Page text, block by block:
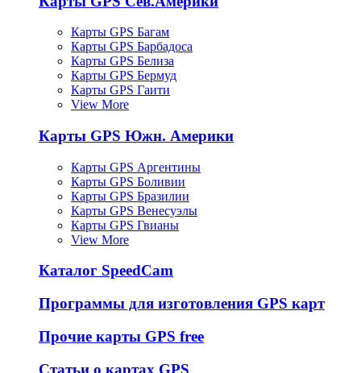
Карты GPS Багам
Карты GPS Барбадоса
Карты GPS Белиза
Карты GPS Бермуд
Карты GPS Гаити
View More
Карты GPS Южн. Америки
Карты GPS Аргентины
Карты GPS Боливии
Карты GPS Бразилии
Карты GPS Венесуэлы
Карты GPS Гвианы
View More
Каталог SpeedCam
Программы для изготовления GPS карт
Прочие карты GPS free
Статьи о картах GPS